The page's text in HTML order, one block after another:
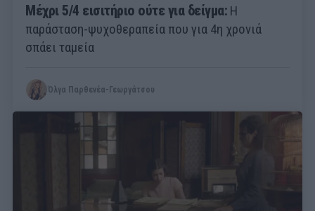
Μέχρι 5/4 εισιτήριο ούτε για δείγμα: Η
παράσταση-ψυχοθεραπεία που για 4η χρονιά
σπάει ταμεία
Όλγα Παρθενέα-Γεωργάτσου